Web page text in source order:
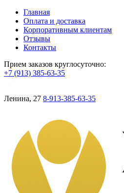
Главная
Оплата и доставка
Корпоративным клиентам
Отзывы
Контакты
Прием заказов круглосуточно:
+7 (913) 385-63-35
Ленина, 27 8-913-385-63-35